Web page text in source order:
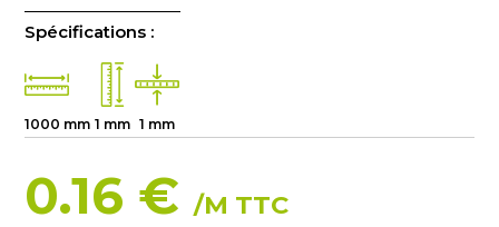
Spécifications :
1000 mm 1 mm 1 mm
0.16 €/M TTC